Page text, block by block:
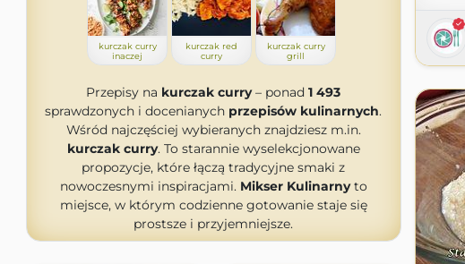
kurczak curry
inaczej
kurczak red
curry
kurczak curry
grill
Przepisy na kurczak curry– ponad 1 493
sprawdzonych i docenianych przepisów kulinarnych.
Wśród najczęściej wybieranych znajdziesz m.in.
kurczak curry. To starannie wyselekcjonowane
propozycje, które łączą tradycyjne smaki z
nowoczesnymi inspiracjami. Mikser Kulinarnyto
miejsce, w którym codzienne gotowanie staje się
prostsze i przyjemniejsze.